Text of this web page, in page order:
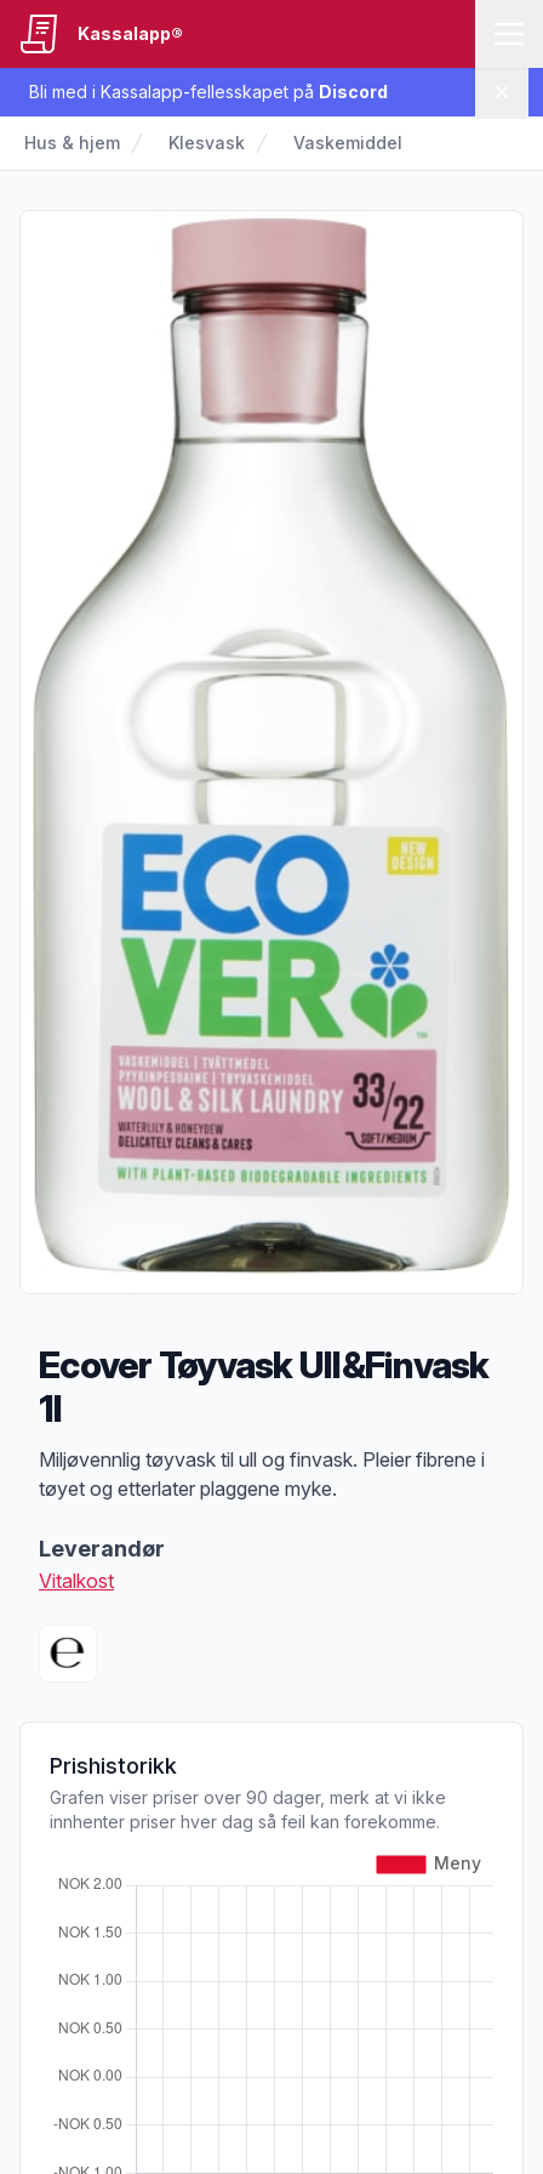
Bli med i Kassalapp-fellesskapet på Discord
Kassalapp®
Hus & hjem Klesvask Vaskemiddel
Ecover Tøyvask Ull&Finvask
1l
Produktbeskrivelse
Miljøvennlig tøyvask til ull og finvask. Pleier fibrene i
tøyet og etterlater plaggene myke.
Leverandør
Vitalkost
Prishistorikk
Grafen viser priser over 90 dager, merk at vi ikke
innhenter priser hver dag så feil kan forekomme.